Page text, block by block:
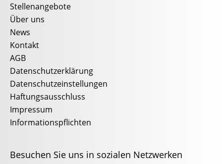
Stellenangebote
Über uns
News
Kontakt
AGB
Datenschutzerklärung
Datenschutzeinstellungen
Haftungsausschluss
Impressum
Informationspflichten
Besuchen Sie uns in sozialen Netzwerken